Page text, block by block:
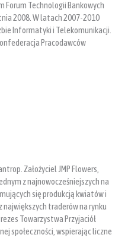
Forum Technologii Bankowych
2008. W latach 2007-2010
Informatyki i Telekomunikacji.
Pracodawców
Założyciel JMP Flowers,
z najnowocześniejszych na
się produkcją kwiatów i
największych traderów na rynku
Towarzystwa Przyjaciół
społeczności, wspierając liczne